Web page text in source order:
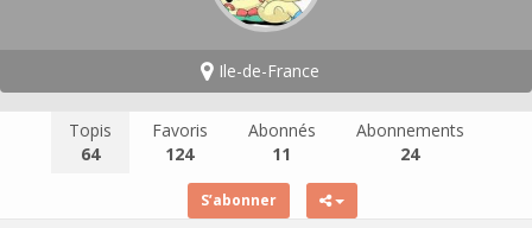
Ile-de-France
Topis
64
Favoris
124
Abonnés
11
Abonnements
24
S’abonner